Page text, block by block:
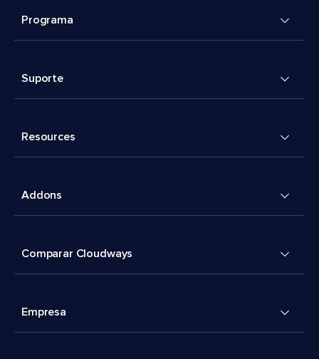
Programa
Suporte
Resources
Addons
Comparar Cloudways
Empresa